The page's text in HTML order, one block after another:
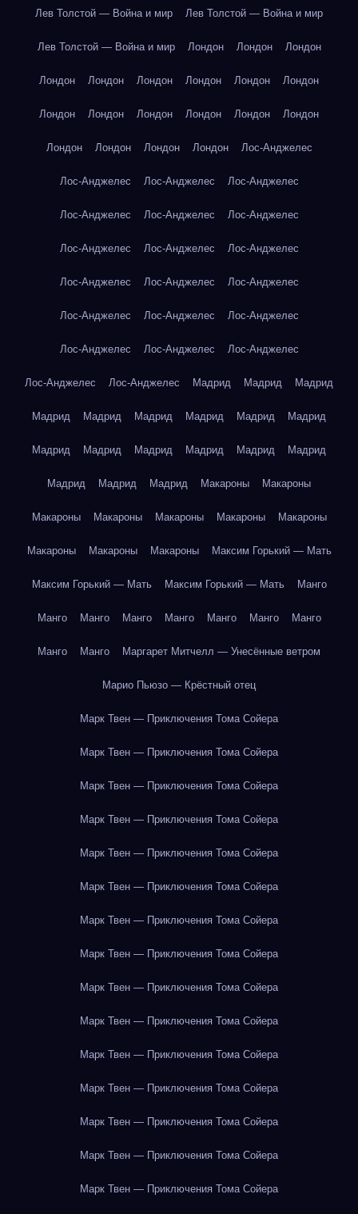
Лев Толстой — Война и мир Лев Толстой — Война и мир
Лев Толстой — Война и мир Лондон Лондон Лондон
Лондон Лондон Лондон Лондон Лондон Лондон
Лондон Лондон Лондон Лондон Лондон Лондон
Лондон Лондон Лондон Лондон Лос-Анджелес
Лос-Анджелес Лос-Анджелес Лос-Анджелес
Лос-Анджелес Лос-Анджелес Лос-Анджелес
Лос-Анджелес Лос-Анджелес Лос-Анджелес
Лос-Анджелес Лос-Анджелес Лос-Анджелес
Лос-Анджелес Лос-Анджелес Лос-Анджелес
Лос-Анджелес Лос-Анджелес Лос-Анджелес
Лос-Анджелес Лос-Анджелес Мадрид Мадрид Мадрид
Мадрид Мадрид Мадрид Мадрид Мадрид Мадрид
Мадрид Мадрид Мадрид Мадрид Мадрид Мадрид
Мадрид Мадрид Мадрид Макароны Макароны
Макароны Макароны Макароны Макароны Макароны
Макароны Макароны Макароны Максим Горький — Мать
Максим Горький — Мать Максим Горький — Мать Манго
Манго Манго Манго Манго Манго Манго Манго
Манго Манго Маргарет Митчелл — Унесённые ветром
Марио Пьюзо — Крёстный отец
Марк Твен — Приключения Тома Сойера
Марк Твен — Приключения Тома Сойера
Марк Твен — Приключения Тома Сойера
Марк Твен — Приключения Тома Сойера
Марк Твен — Приключения Тома Сойера
Марк Твен — Приключения Тома Сойера
Марк Твен — Приключения Тома Сойера
Марк Твен — Приключения Тома Сойера
Марк Твен — Приключения Тома Сойера
Марк Твен — Приключения Тома Сойера
Марк Твен — Приключения Тома Сойера
Марк Твен — Приключения Тома Сойера
Марк Твен — Приключения Тома Сойера
Марк Твен — Приключения Тома Сойера
Марк Твен — Приключения Тома Сойера